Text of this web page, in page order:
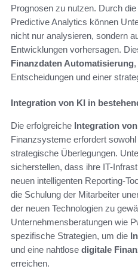
Prognosen zu nutzen. Durch
Predictive Analytics können
nicht nur analysieren, sondern
Entwicklungen vorhersagen.
Finanzdaten Automatisierung
Entscheidungen und einer
Integration von KI in
Die erfolgreiche Integration
Finanzsysteme erfordert
strategische Überlegungen.
sicherstellen, dass ihre IT-
neuen intelligenten Reporting-
die Schulung der Mitarbeiter
der neuen Technologien zu
Unternehmensberatungen wie
spezifische Strategien, um die
und eine nahtlose digitale
erreichen.